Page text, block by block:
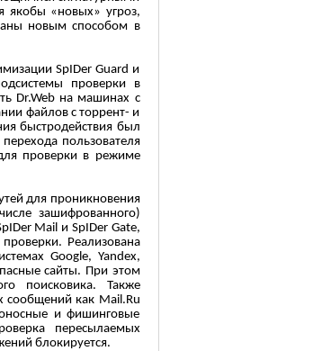
якобы «новых» угроз,
новым способом в
SpIDer Guard и
проверки в
Dr.Web на машинах с
файлов с торрент- и
быстродействия был
пользователя
проверки в режиме
для проникновения
зашифрованного)
Mail и SpIDer Gate,
Реализована
Google, Yandex,
сайты. При этом
поисковика. Также
сообщений как Mail.Ru
и фишинговые
пересылаемых
блокируется.